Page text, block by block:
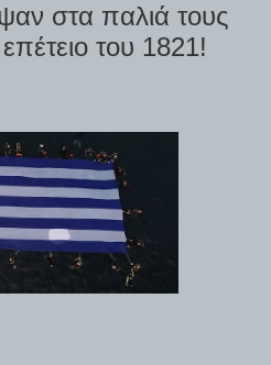
στα παλιά τους
του 1821!